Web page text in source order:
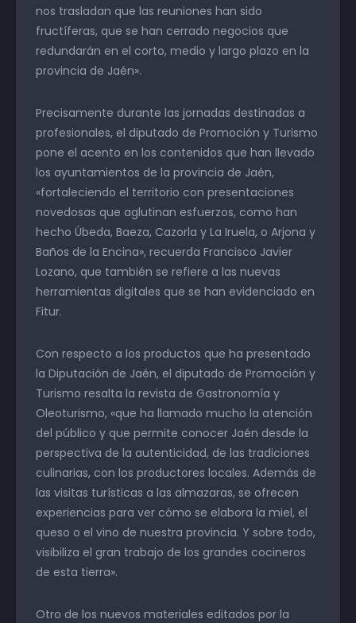
nos trasladan que las reuniones han sido
fructíferas, que se han cerrado negocios que
redundarán en el corto, medio y largo plazo en la
provincia de Jaén».
Precisamente durante las jornadas destinadas a
profesionales, el diputado de Promoción y Turismo
pone el acento en los contenidos que han llevado
los ayuntamientos de la provincia de Jaén,
«fortaleciendo el territorio con presentaciones
novedosas que aglutinan esfuerzos, como han
hecho Úbeda, Baeza, Cazorla y La Iruela, o Arjona y
Baños de la Encina», recuerda Francisco Javier
Lozano, que también se refiere a las nuevas
herramientas digitales que se han evidenciado en
Fitur.
Con respecto a los productos que ha presentado
la Diputación de Jaén, el diputado de Promoción y
Turismo resalta la revista de Gastronomía y
Oleoturismo, «que ha llamado mucho la atención
del público y que permite conocer Jaén desde la
perspectiva de la autenticidad, de las tradiciones
culinarias, con los productores locales. Además de
las visitas turísticas a las almazaras, se ofrecen
experiencias para ver cómo se elabora la miel, el
queso o el vino de nuestra provincia. Y sobre todo,
visibiliza el gran trabajo de los grandes cocineros
de esta tierra».
Otro de los nuevos materiales editados por la